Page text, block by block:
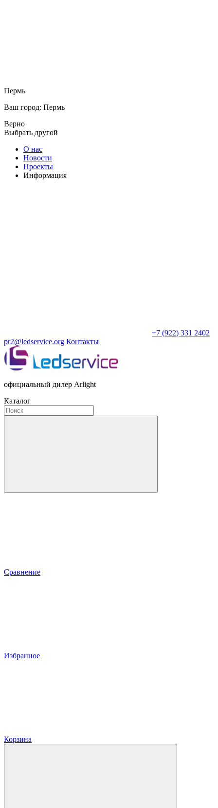
Пермь
Ваш город: Пермь
Верно
Выбрать другой
О нас
Новости
Проекты
Информация
+7 (922) 331 2402
pr2@ledservice.org Контакты
официальный дилер Arlight
Каталог
Сравнение
Избранное
Корзина